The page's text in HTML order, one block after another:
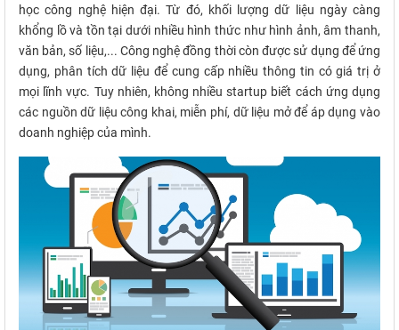
học công nghệ hiện đại. Từ đó, khối lượng dữ liệu ngày càng
khổng lồ và tồn tại dưới nhiều hình thức như hình ảnh, âm thanh,
văn bản, số liệu,... Công nghệ đồng thời còn được sử dụng để ứng
dụng, phân tích dữ liệu để cung cấp nhiều thông tin có giá trị ở
mọi lĩnh vực. Tuy nhiên, không nhiều startup biết cách ứng dụng
các nguồn dữ liệu công khai, miễn phí, dữ liệu mở để áp dụng vào
doanh nghiệp của mình.